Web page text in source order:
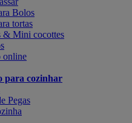
Bolos
tortas
& Mini cocottes
online
para cozinhar
Pegas